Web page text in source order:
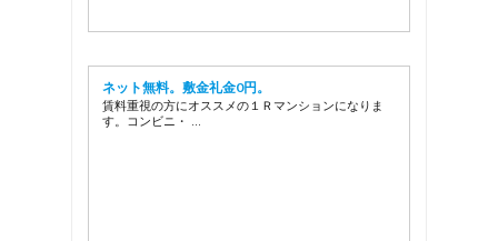
ネット無料。敷金礼金0円。
賃料重視の方にオススメの１Ｒマンションになりま
す。コンビニ・ …